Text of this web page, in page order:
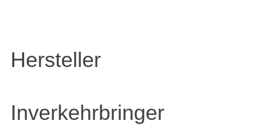
Hersteller
Inverkehrbringer